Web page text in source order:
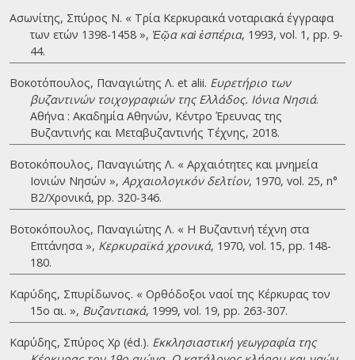
Ασωνίτης, Σπύρος Ν. « Τρία Κερκυραικά νοταριακά έγγραφα
των ετών 1398-1458 », Ἑῷα καὶ ἑσπέρια, 1993, vol. 1, pp. 9-
44.
Βοκοτόπουλος, Παναγιώτης Λ. et alii. Ευρετήριο των
βυζαντινών τοιχογραφιών της Ελλάδος. Ιόνια Νησιά.
Αθήνα : Ακαδημία Αθηνών, Κέντρο Έρευνας της
Βυζαντινής και Μεταβυζαντινής Τέχνης, 2018.
Βοτοκόπουλος, Παναγιώτης Λ. « Αρχαιότητες και μνημεία
Ιονιών Νησών », Αρχαιολογικόν δελτίον, 1970, vol. 25, n°
B2/Χρονικά, pp. 320-346.
Βοτοκόπουλος, Παναγιώτης Λ. « Η Βυζαντινή τέχνη στα
Επτάνησα », Κερκυραϊκά χρονικά, 1970, vol. 15, pp. 148-
180.
Καρύδης, Σπυρίδωνος. « Ορθόδοξοι ναοί της Κέρκυρας τον
15ο αι. », Βυζαντιακά, 1999, vol. 19, pp. 263-307.
Καρύδης, Σπύρος Χρ (éd.). Εκκλησιαστική γεωγραφία της